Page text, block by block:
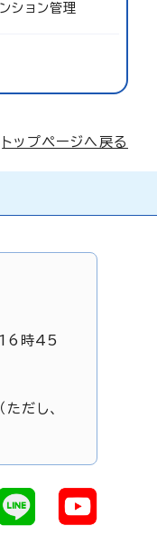
ション管理
トップページへ戻る
16時45
だし、